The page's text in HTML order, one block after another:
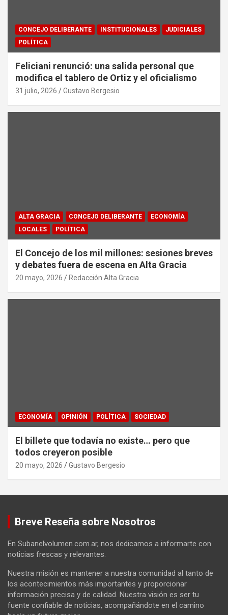
CONCEJO DELIBERANTE INSTITUCIONALES
JUDICIALES
POLÍTICA
Feliciani renunció: una salida personal que
modifica el tablero de Ortiz y el oficialismo
31 julio, 2026 Gustavo Bergesio
ALTA GRACIA CONCEJO DELIBERANTE
ECONOMÍA
LOCALES
POLÍTICA
El Concejo de los mil millones: sesiones breves
y debates fuera de escena en Alta Gracia
20 mayo, 2026 Redacción Alta Gracia
ECONOMÍA OPINIÓN POLÍTICA SOCIEDAD
El billete que todavía no existe… pero que
todos creyeron posible
20 mayo, 2026 Gustavo Bergesio
Breve Reseña sobre Nosotros
En Subanelvolumen.com.ar, nos dedicamos a informarte con
noticias frescas y relevantes.
Nuestra misión es mantener a nuestra comunidad al tanto de
los acontecimientos más importantes y proporcionar
información precisa y de calidad. Nuestra visión es ser tu
fuente confiable de noticias, acompañándote en el camino